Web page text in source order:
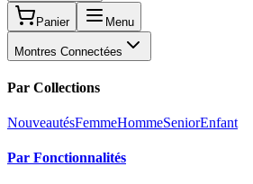
Panier Menu
Montres Connectées
Par Collections
NouveautésFemmeHommeSeniorEnfant
Par Fonctionnalités